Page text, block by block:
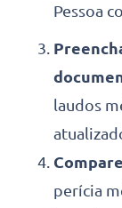
Pessoa
laudos
perícia